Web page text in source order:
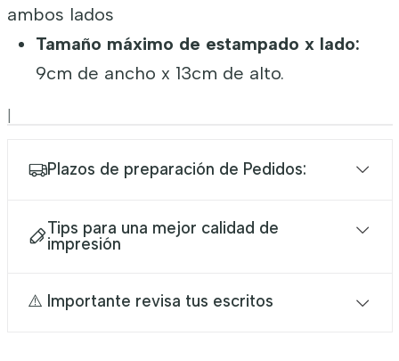
ambos lados
Tamaño máximo de estampado x lado:
9cm de ancho x 13cm de alto.
Plazos de preparación de Pedidos:
Tips para una mejor calidad de
impresión
⚠️ Importante revisa tus escritos